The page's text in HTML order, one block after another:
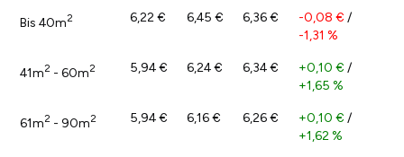
Bis 40m2 6,22 € 6,45 € 6,36 € -0,08 € /
-1,31 %
41m2 - 60m2 5,94 € 6,24 € 6,34 € +0,10 € /
+1,65 %
61m2 - 90m2 5,94 € 6,16 € 6,26 € +0,10 € /
+1,62 %